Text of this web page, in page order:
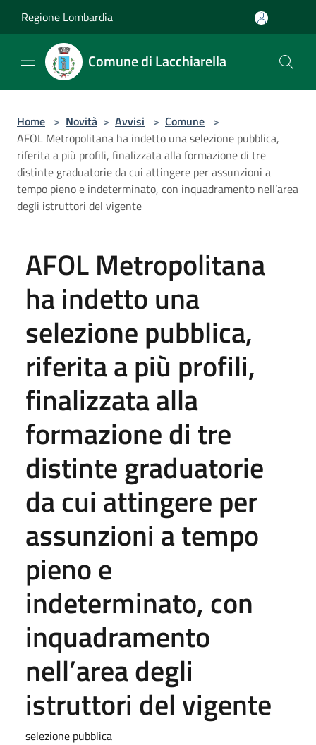
Regione Lombardia
Comune di Lacchiarella
Home > Novità > Avvisi > Comune >
AFOL Metropolitana ha indetto una selezione pubblica,
riferita a più profili, finalizzata alla formazione di tre
distinte graduatorie da cui attingere per assunzioni a
tempo pieno e indeterminato, con inquadramento nell’area
degli istruttori del vigente
AFOL Metropolitana
ha indetto una
selezione pubblica,
riferita a più profili,
finalizzata alla
formazione di tre
distinte graduatorie
da cui attingere per
assunzioni a tempo
pieno e
indeterminato, con
inquadramento
nell’area degli
istruttori del vigente
selezione pubblica